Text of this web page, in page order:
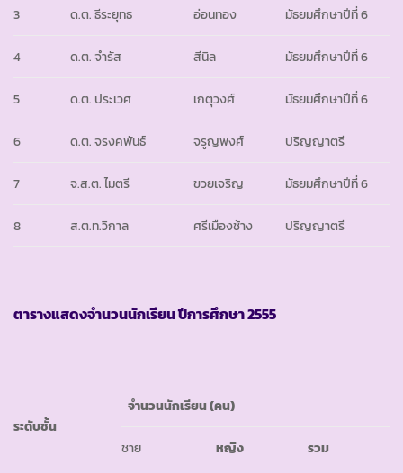
3 ด.ต. ธีระยุทธ อ่อนทอง มัธยมศึกษาปีที่ 6
4 ด.ต. จำรัส สีนิล มัธยมศึกษาปีที่ 6
5 ด.ต. ประเวศ เกตุวงศ์ มัธยมศึกษาปีที่ 6
6 ด.ต. จรงคพันธ์ จรูญพงศ์ ปริญญาตรี
7 จ.ส.ต. ไมตรี ขวยเจริญ มัธยมศึกษาปีที่ 6
8 ส.ต.ท.วิกาล ศรีเมืองช้าง ปริญญาตรี
ตารางแสดงจำนวนนักเรียน ปีการศึกษา2555
ระดับชั้น
จำนวนนักเรียน(คน)
ชาย หญิง รวม